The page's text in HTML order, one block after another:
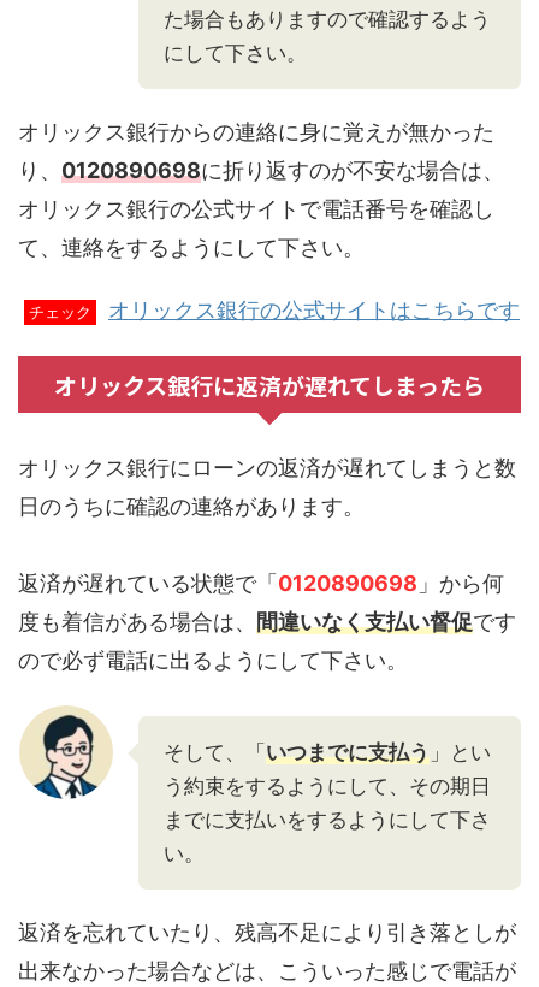
た場合もありますので確認するよう
にして下さい。
オリックス銀行からの連絡に身に覚えが無かった
り、 0120890698に折り返すのが不安な場合は、
オリックス銀行の公式サイトで電話番号を確認し
て、連絡をするようにして下さい。
チェック オリックス銀行の公式サイトはこちらです
オリックス銀行に返済が遅れてしまったら
オリックス銀行にローンの返済が遅れてしまうと数
日のうちに確認の連絡があります。
返済が遅れている状態で「 0120890698 」から何
度も着信がある場合は、 間違いなく支払い督促です
ので必ず電話に出るようにして下さい。
そして、「 いつまでに支払う 」とい
う約束をするようにして、その期日
までに支払いをするようにして下さ
い。
返済を忘れていたり、残高不足により引き落としが
出来なかった場合などは、こういった感じで電話が